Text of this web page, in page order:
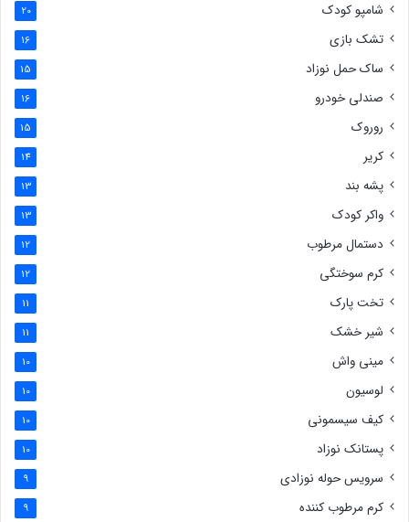
شامپو کودک 20
تشک بازی 16
ساک حمل نوزاد 15
صندلی خودرو 16
روروک 15
کریر 14
پشه بند 13
واکر کودک 13
دستمال مرطوب 12
کرم سوختگی 12
تخت پارک 11
شیر خشک 11
مینی واش 10
لوسیون 10
کیف سیسمونی 10
پستانک نوزاد 10
سرویس حوله نوزادی 9
کرم مرطوب کننده 9